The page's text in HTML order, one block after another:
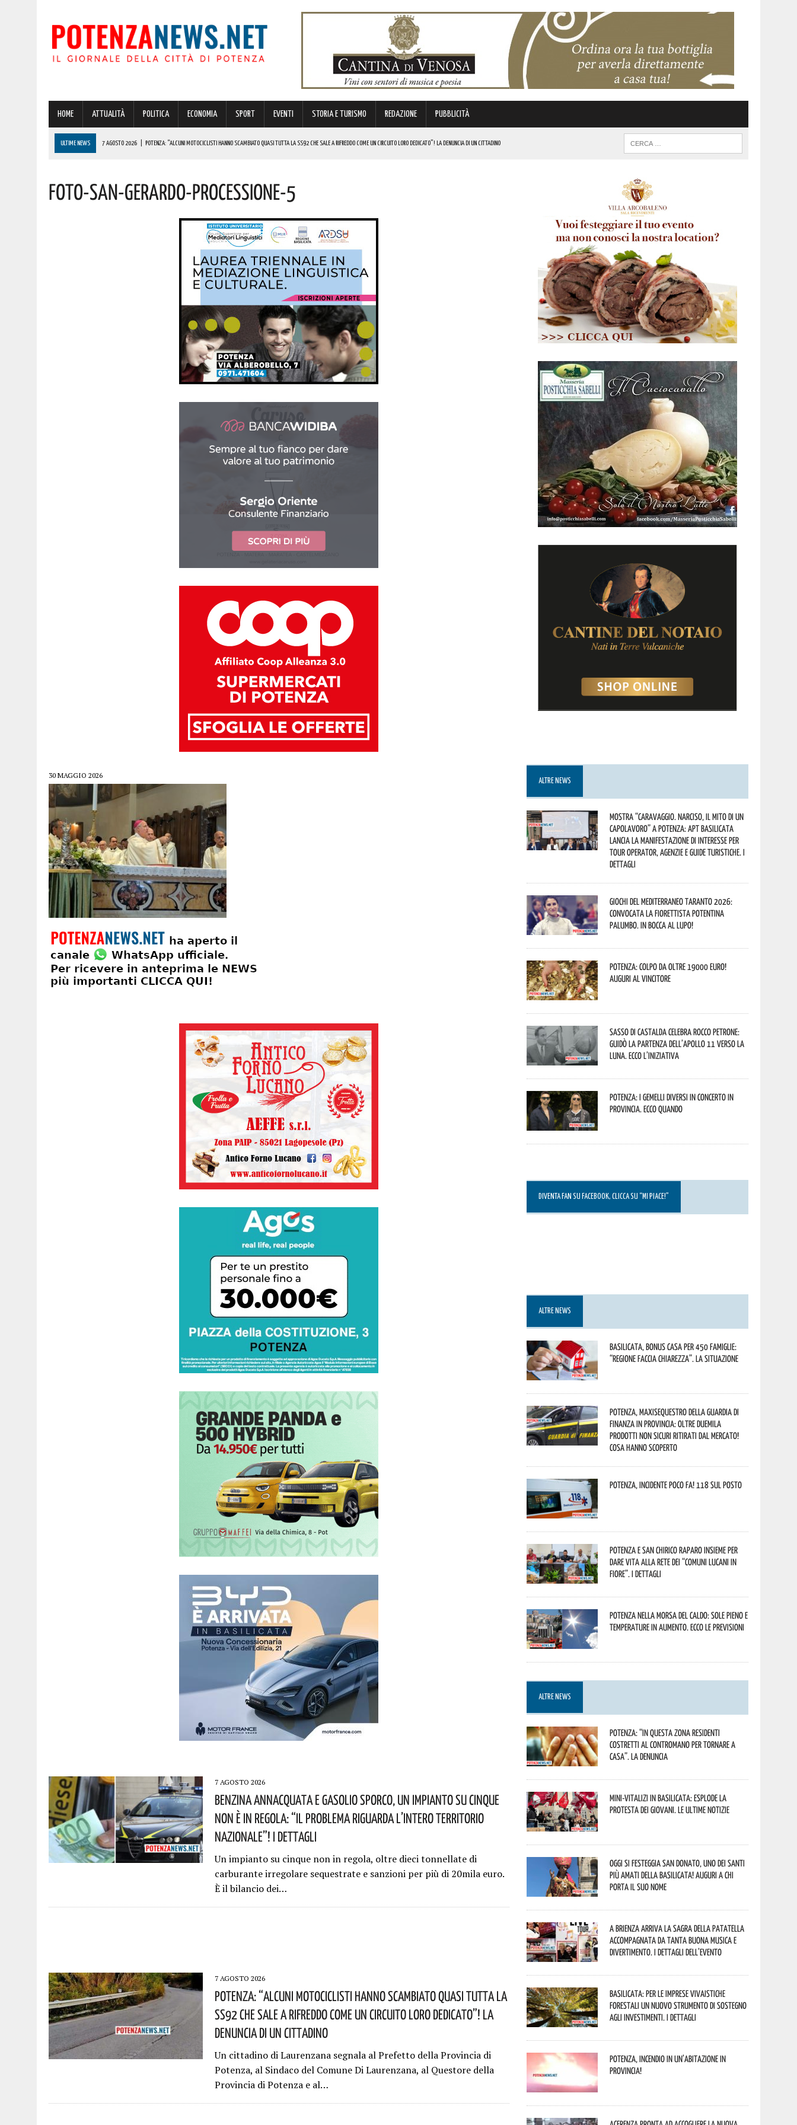
HOME ATTUALITÀ POLITICA ECONOMIA SPORT EVENTI STORIA E TURISMO REDAZIONE PUBBLICITÀ
ULTIME NEWS 7 AGOSTO 2026 POTENZA: “ALCUNI MOTOCICLISTI HANNO SCAMBIATO QUASI TUTTA LA SS92 CHE SALE A RIFREDDO COME UN CIRCUITO LORO DEDICATO”! LA DENUNCIA DI UN CITTADINO
7 AGOSTO 2026 | DALLA REGIONE VIA LIBERA ALLA REALIZZAZIONE A PICERNO E MELFI DI SISTEMI DI ACCUMULO DI ENERGIA ELETTRICA A BATTERIE. I DETTAGLI
BENZINA ANNACQUATA E GASOLIO SPORCO, UN IMPIANTO SU CINQUE NON È IN REGOLA: “IL PROBLEMA RIGUARDA L’INTERO TERRITORIO NAZIONALE”! I DETTAGLI
Foto-San-Gerardo-Processione-5
30 MAGGIO 2026
7 AGOSTO 2026
Benzina Annacquata E Gasolio Sporco, Un Impianto Su Cinque
Non È In Regola: “il Problema Riguarda L’intero Territorio
Nazionale”! I Dettagli
Un impianto su cinque non in regola, oltre dieci tonnellate di
carburante irregolare sequestrate e sanzioni per più di 20mila euro.
È il bilancio dei…
7 AGOSTO 2026
Potenza: “alcuni Motociclisti Hanno Scambiato Quasi Tutta La
SS92 Che Sale A Rifreddo Come Un Circuito Loro Dedicato”! La
Denuncia Di Un Cittadino
Un cittadino di Laurenzana segnala al Prefetto della Provincia di
Potenza, al Sindaco del Comune Di Laurenzana, al Questore della
Provincia di Potenza e al…
ALTRE NEWS
Mostra “Caravaggio. Narciso, il mito di un
capolavoro” a Potenza: APT Basilicata
lancia la manifestazione di interesse per
Tour Operator, Agenzie e Guide Turistiche. I
dettagli
Giochi del Mediterraneo Taranto 2026:
convocata la fiorettista potentina
Palumbo. In bocca al lupo!
Potenza: colpo da oltre 19000 Euro!
Auguri al vincitore
Sasso di Castalda celebra Rocco Petrone:
guidò la partenza dell’Apollo 11 verso la
Luna. Ecco l’iniziativa
Potenza: i Gemelli DiVersi in concerto in
provincia. Ecco quando
DIVENTA FAN SU FACEBOOK, CLICCA SU “MI PIACE!”
ALTRE NEWS
Basilicata, Bonus casa per 450 famiglie:
“Regione faccia chiarezza”. La situazione
Potenza, maxisequestro della Guardia di
Finanza in provincia: oltre duemila
prodotti non sicuri ritirati dal mercato!
Cosa hanno scoperto
Potenza, incidente poco fa! 118 sul posto
Potenza e San Chirico Raparo insieme per
dare vita alla rete dei “Comuni Lucani in
Fiore”. I dettagli
Potenza nella morsa del caldo: sole pieno e
temperature in aumento. Ecco le previsioni
ALTRE NEWS
Potenza: “In questa zona residenti
costretti al contromano per tornare a
casa”. La denuncia
Mini-vitalizi in Basilicata: esplode la
protesta dei giovani. Le ultime notizie
Oggi si festeggia San Donato, uno dei Santi
più amati della Basilicata! Auguri a chi
porta il suo nome
A Brienza arriva la Sagra della Patatella
accompagnata da tanta buona musica e
divertimento. I dettagli dell’evento
Basilicata: per le imprese vivaistiche
forestali un nuovo strumento di sostegno
agli investimenti. I dettagli
Potenza, incendio in un’abitazione in
provincia!